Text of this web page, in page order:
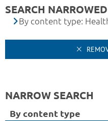
SEARCH
By content type:
NARROW SEARCH
By content type